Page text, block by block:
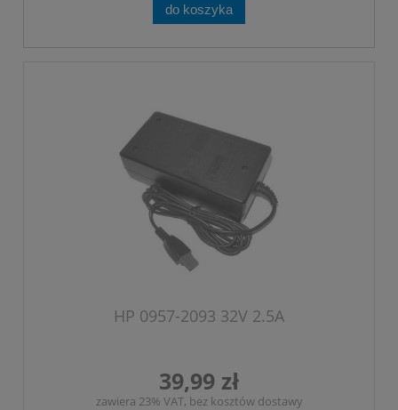
do koszyka
HP 0957-2093 32V 2.5A
39,99 zł
zawiera 23% VAT, bez kosztów dostawy